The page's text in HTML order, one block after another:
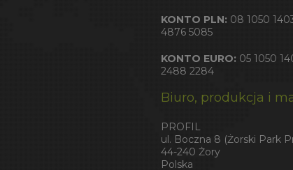
KONTO PLN: 08 1050
4876 5085
KONTO EURO: 05 1050
2488 2284
Biuro, produkcja i
PROFIL
ul. Boczna 8 (Żorski Park
44-240 Żory
Polska